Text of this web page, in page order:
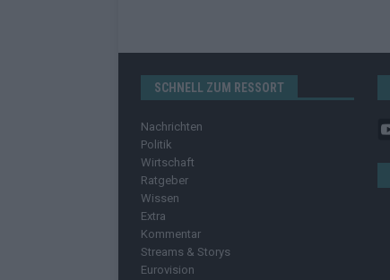
SCHNELL ZUM RESSORT
Nachrichten
Politik
Wirtschaft
Ratgeber
Wissen
Extra
Kommentar
Streams & Storys
Eurovision